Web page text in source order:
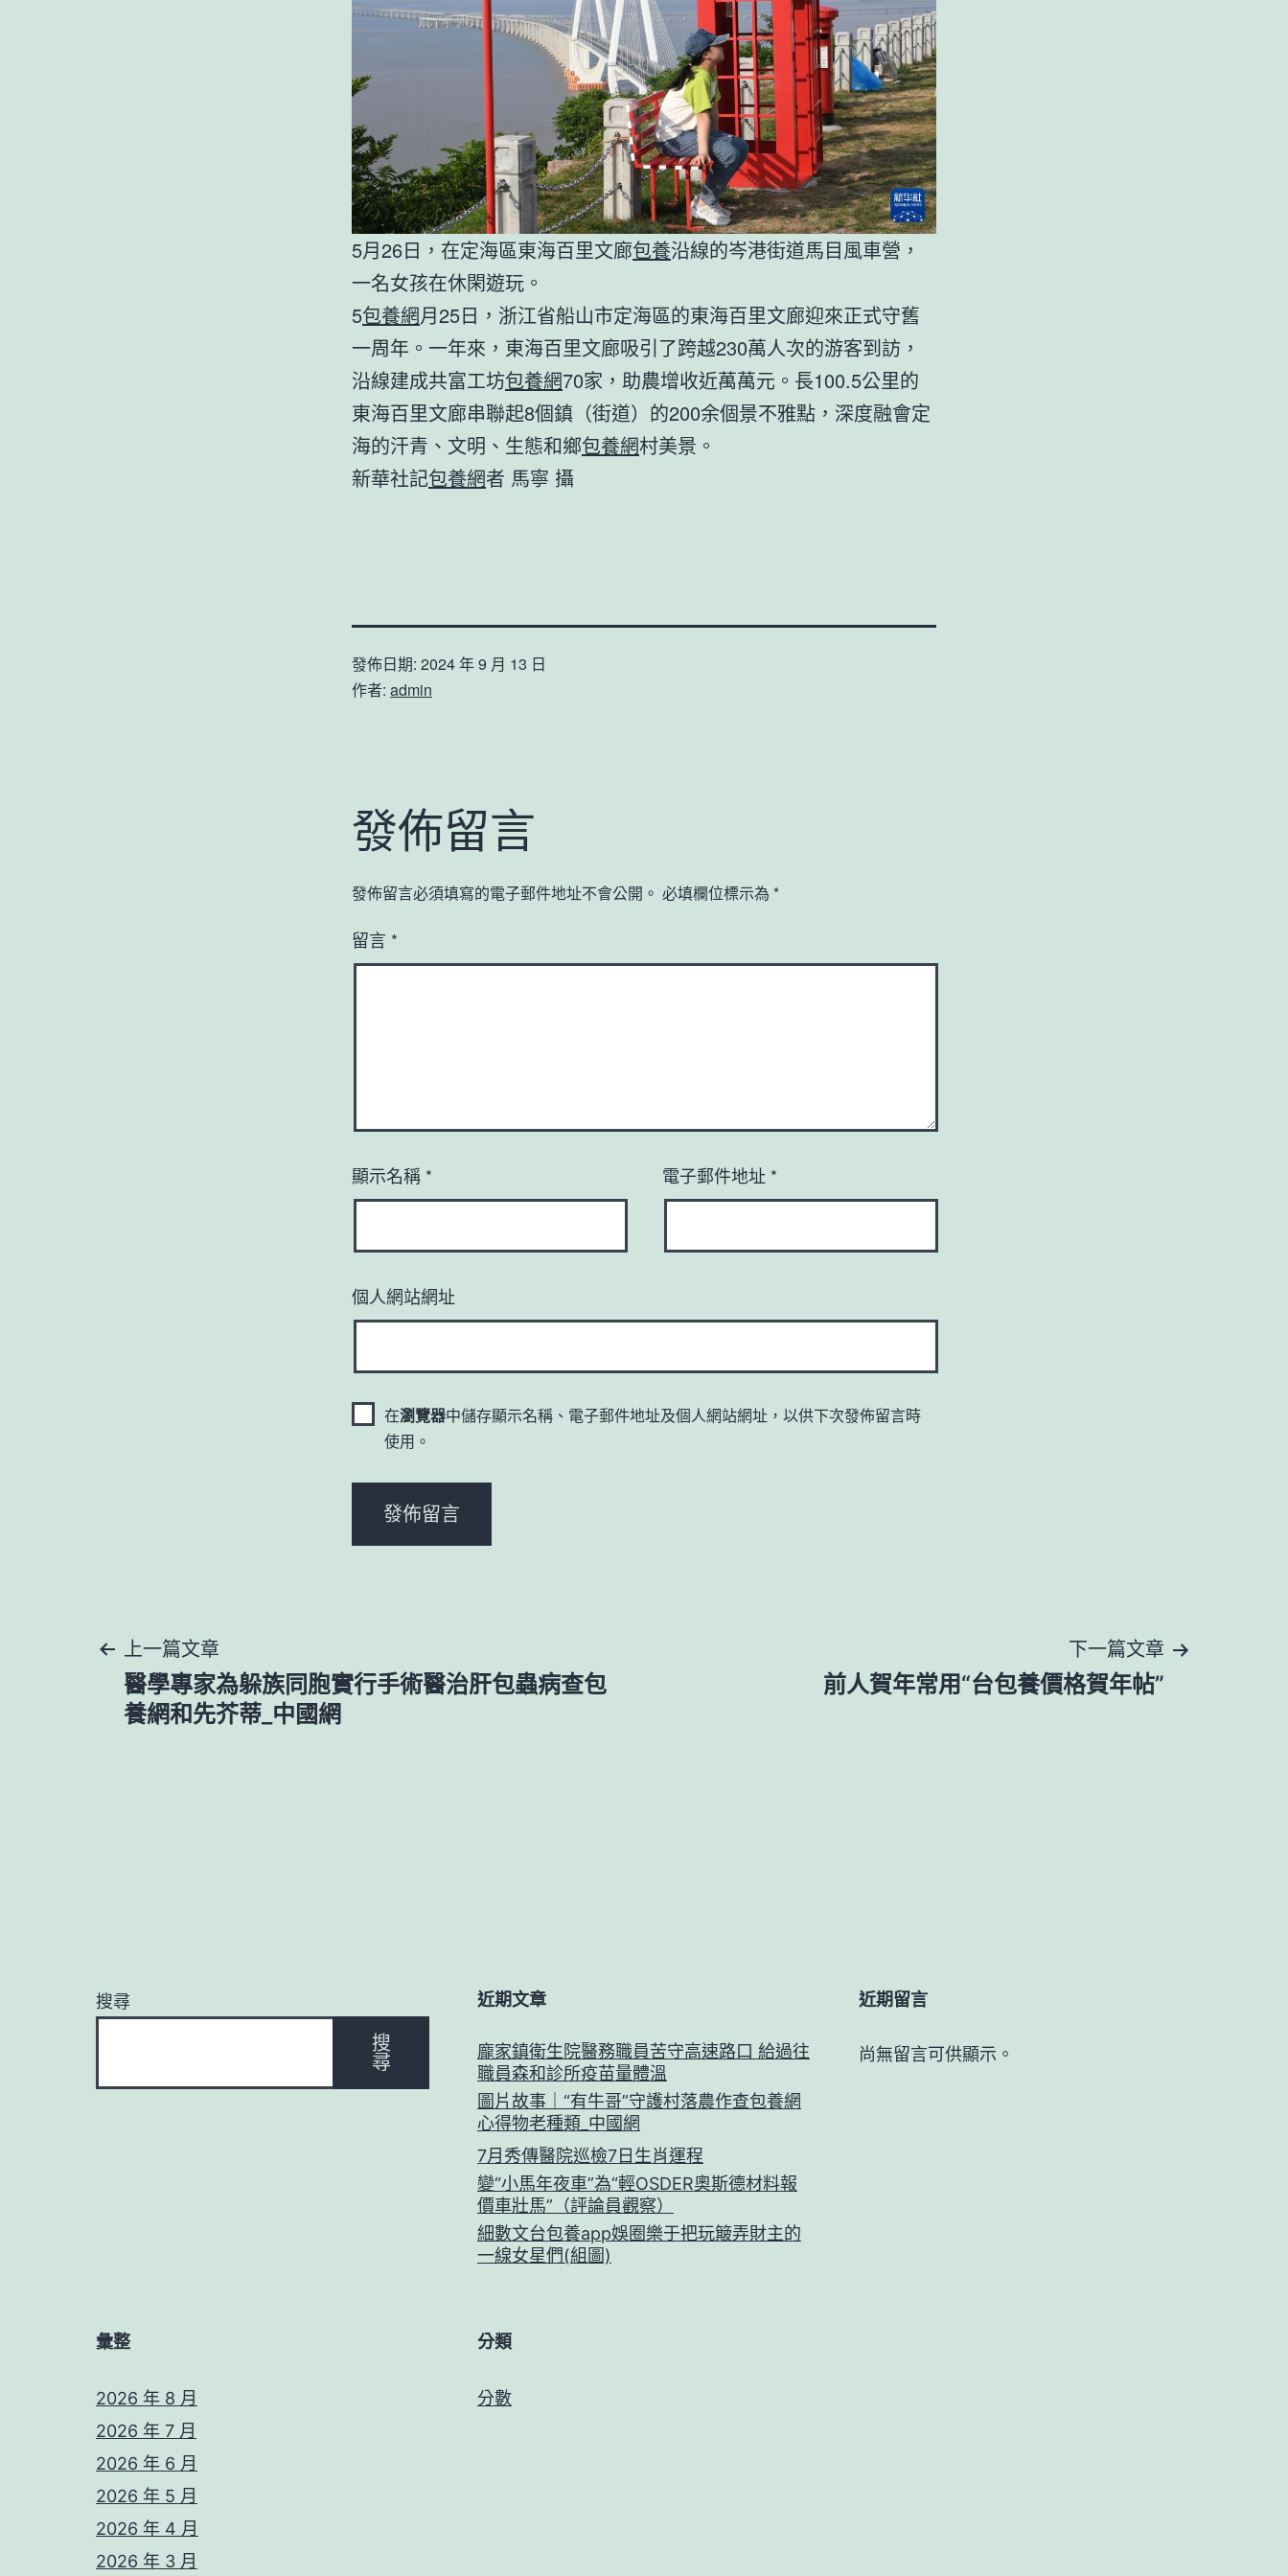
5月26日，在定海區東海百里文廊包養沿線的岑港街道馬目風車營，
一名女孩在休閑遊玩。
5包養網月25日，浙江省船山市定海區的東海百里文廊迎來正式守舊
一周年。一年來，東海百里文廊吸引了跨越230萬人次的游客到訪，
沿線建成共富工坊包養網70家，助農增收近萬萬元。長100.5公里的
東海百里文廊串聯起8個鎮（街道）的200余個景不雅點，深度融會定
海的汗青、文明、生態和鄉包養網村美景。
新華社記包養網者 馬寧 攝
發佈日期: 2024 年 9 月 13 日
作者: admin
發佈留言
發佈留言必須填寫的電子郵件地址不會公開。 必填欄位標示為 *
留言 *
顯示名稱 * 電子郵件地址 *
個人網站網址
在瀏覽器中儲存顯示名稱、電子郵件地址及個人網站網址，以供下次發佈留言時
使用。
文
章
上一篇文章
醫學專家為躲族同胞實行手術醫治肝包蟲病查包
養網和先芥蒂_中國網
下一篇文章
前人賀年常用“台包養價格賀年帖”
搜尋
搜
尋
近期文章
龐家鎮衛生院醫務職員苦守高速路口 給過往
職員森和診所疫苗量體溫
圖片故事｜“有牛哥”守護村落農作查包養網
心得物老種類_中國網
7月秀傳醫院巡檢7日生肖運程
變“小馬年夜車”為“輕OSDER奧斯德材料報
價車壯馬”（評論員觀察）
細數文台包養app娛圈樂于把玩簸弄財主的
一線女星們(組圖)
近期留言
尚無留言可供顯示。
彙整
2026 年 8 月
2026 年 7 月
2026 年 6 月
2026 年 5 月
2026 年 4 月
2026 年 3 月
分類
分數